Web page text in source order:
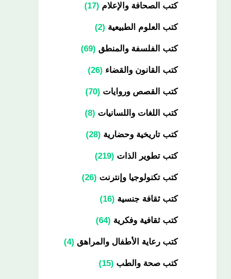
كتب الصحافة والإعلام 17
كتب العلوم الطبيعية 2
كتب الفلسفة والمنطق 69
كتب القانون والقضاء 26
كتب القصص وروايات 70
كتب اللغات واللسانيات 8
كتب تاريخية وحضارية 28
كتب تطوير الذات 219
كتب تكنولوجيا وإنترنت 26
كتب ثقافة جنسية 16
كتب ثقافية وفكرية 64
كتب رعاية الأطفال والمراهق 4
كتب صحة والطب 15